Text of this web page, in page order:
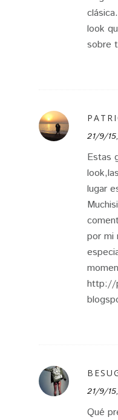
look
sobre
21/9/
Estas
lugar
por mi
http://
21/9/
Qué